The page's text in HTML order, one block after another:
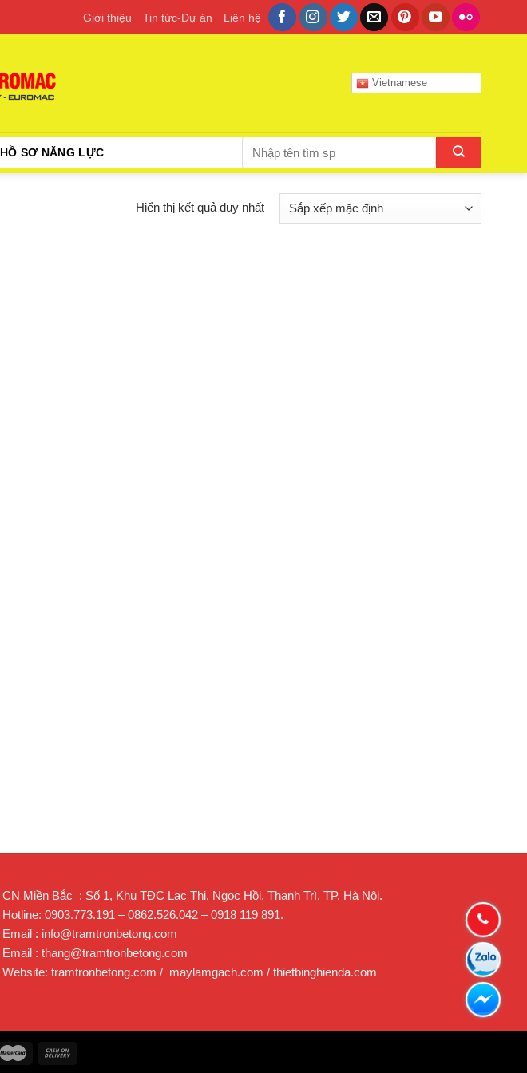
Giới thiệu Tin tức-Dự án Liên hệ
Vietnamese
HỒ SƠ NĂNG LỰC
kiếm:
Hiển thị kết quả duy nhất
CN Miền Bắc : Số 1, Khu TĐC Lạc Thị, Ngọc Hồi, Thanh Trì, TP. Hà Nội.
Hotline: 0903.773.191 – 0862.526.042 – 0918 119 891.
Email : info@tramtronbetong.com
Email : thang@tramtronbetong.com
Website: tramtronbetong.com / maylamgach.com / thietbinghienda.com